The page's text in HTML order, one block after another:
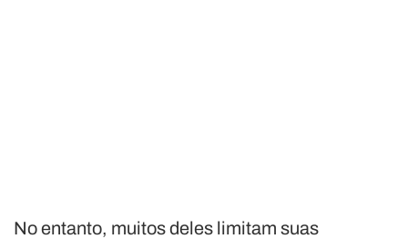
No entanto, muitos deles limitam suas